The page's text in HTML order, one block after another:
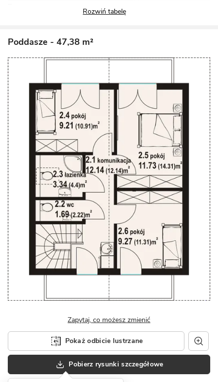
Poddasze - 47,38 m²
Zapytaj, co możesz zmienić
Pokaż odbicie lustrzane
Pobierz rysunki szczegółowe